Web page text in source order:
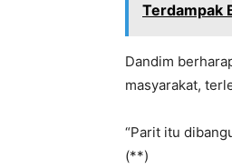
Terdampak
Dandim
masyarakat,
“Parit itu
(**)